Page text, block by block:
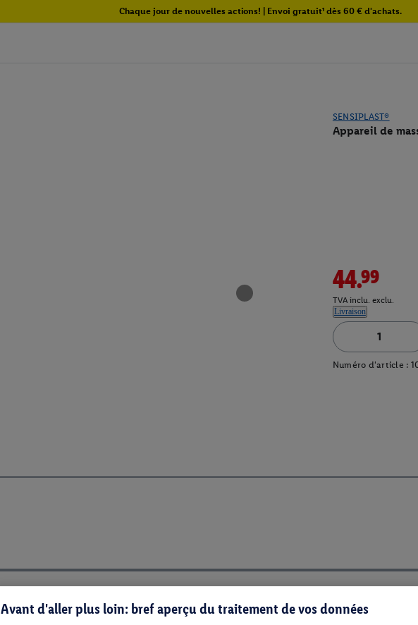
Chaque jour de nouvelles actions! | Envoi gratuit¹ dès 60 € d'achats.
SENSIPLAST®
Appareil de
44.99
TVA inclu. exclu.
Livraison
Numéro d'article :
Avant d'aller plus loin: bref aperçu du traitement de vos données